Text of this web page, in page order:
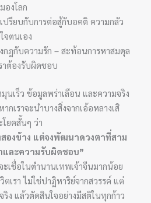
งโลก
ปรียบกับการต่อสู้กับอคติ ความกลัว
จตนเอง
กฎกับความรัก – สะท้อนการหาสมดุล
าต้องรับผิดชอบ
นเร็ว ข้อมูลพร่าเลือน และความจริง
เราจะนำบางสิ่งจากเอ้อหลางเสิ
ยคสั้นๆ ว่า
สองข้าง แต่จงพัฒนาดวงตาที่สาม
ละความรับผิดชอบ”
ะเชื่อในตำนานเทพเจ้าจีนมากน้อย
เรา ไม่ใช่ปาฏิหาริย์จากสวรรค์ แต่
ง แล้วตัดสินใจอย่างมีสติในทุกก้าว